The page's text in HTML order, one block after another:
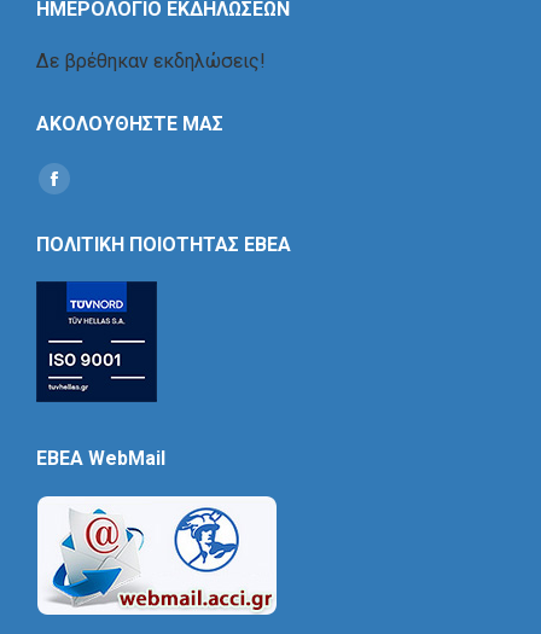
ΗΜΕΡΟΛΟΓΙΟ ΕΚΔΗΛΩΣΕΩΝ
Δε βρέθηκαν εκδηλώσεις!
ΑΚΟΛΟΥΘΗΣΤΕ ΜΑΣ
Find us on:
Social
ΠΟΛΙΤΙΚΗ ΠΟΙΟΤΗΤΑΣ ΕΒΕΑ
EBEA WebMail